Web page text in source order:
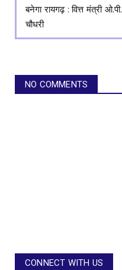
बनेगा रायगढ़ : वित्त मंत्री ओ.पी.
चौधरी
NO COMMENTS
CONNECT WITH US